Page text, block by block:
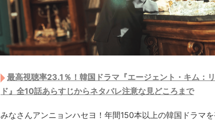
最高視聴率23.1％！韓国ドラマ『エージェント・キム：
ド』全10話あらすじからネタバレ注意な見どころまで
みなさんアンニョンハセヨ！年間150本以上の韓国ドラマ